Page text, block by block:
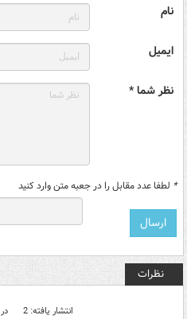
نام
ایمیل
نظر شما *
* لطفا عدد مقابل را در جعبه متن وارد کنید
نظرات
انتشار یافته: 2